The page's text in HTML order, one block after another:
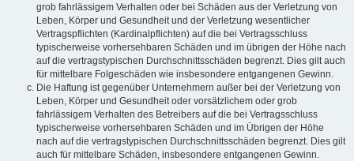
grob fahrlässigem Verhalten oder bei Schäden aus der Verletzung von
Leben, Körper und Gesundheit und der Verletzung wesentlicher
Vertragspflichten (Kardinalpflichten) auf die bei Vertragsschluss
typischerweise vorhersehbaren Schäden und im übrigen der Höhe nach
auf die vertragstypischen Durchschnittsschäden begrenzt. Dies gilt auch
für mittelbare Folgeschäden wie insbesondere entgangenen Gewinn.
Die Haftung ist gegenüber Unternehmern außer bei der Verletzung von
Leben, Körper und Gesundheit oder vorsätzlichem oder grob
fahrlässigem Verhalten des Betreibers auf die bei Vertragsschluss
typischerweise vorhersehbaren Schäden und im Übrigen der Höhe
nach auf die vertragstypischen Durchschnittsschäden begrenzt. Dies gilt
auch für mittelbare Schäden, insbesondere entgangenen Gewinn.